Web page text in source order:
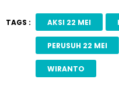
TAGS : AKSI 22 MEI
PERUSUH 22 MEI
WIRANTO